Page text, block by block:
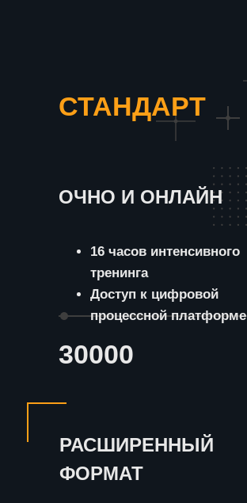
СТАНДАРТ
ОЧНО И ОНЛАЙН
16 часов интенсивного
тренинга
Доступ к цифровой
процессной платформе
30000
РАСШИРЕННЫЙ
ФОРМАТ